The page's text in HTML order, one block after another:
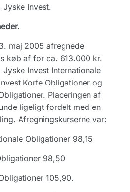
Jyske Invest.
maj 2005 afregnede
køb af for ca. 613.000 kr.
Invest Internationale
Korte Obligationer og
Placeringen af
ligeligt fordelt med en
Afregningskurserne var:
Obligationer 98,15
98,50
105,90.